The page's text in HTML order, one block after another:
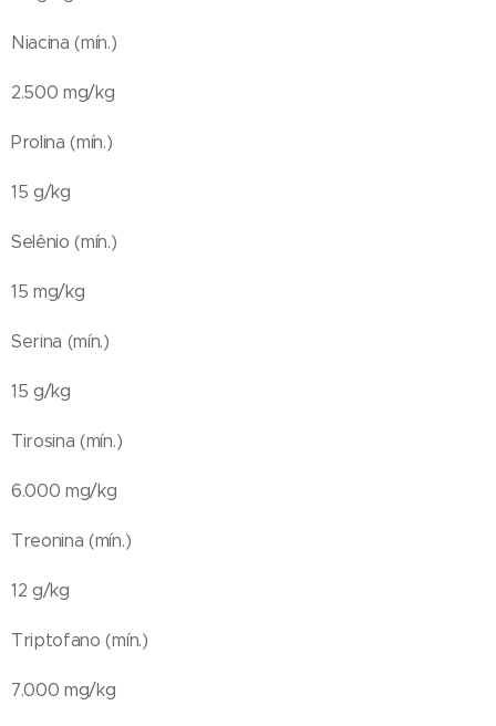
Niacina (mín.)
2.500 mg/kg
Prolina (mín.)
15 g/kg
Selênio (mín.)
15 mg/kg
Serina (mín.)
15 g/kg
Tirosina (mín.)
6.000 mg/kg
Treonina (mín.)
12 g/kg
Triptofano (mín.)
7.000 mg/kg